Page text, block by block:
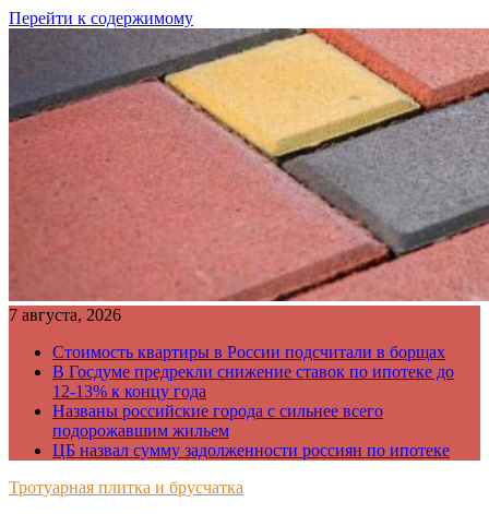
Перейти к содержимому
7 августа, 2026
Стоимость квартиры в России подсчитали в борщах
В Госдуме предрекли снижение ставок по ипотеке до
12-13% к концу года
Названы российские города с сильнее всего
подорожавшим жильем
ЦБ назвал сумму задолженности россиян по ипотеке
Тротуарная плитка и брусчатка